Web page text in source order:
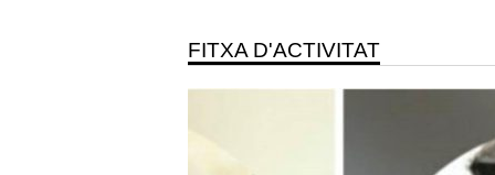
FITXA D'ACTIVITAT